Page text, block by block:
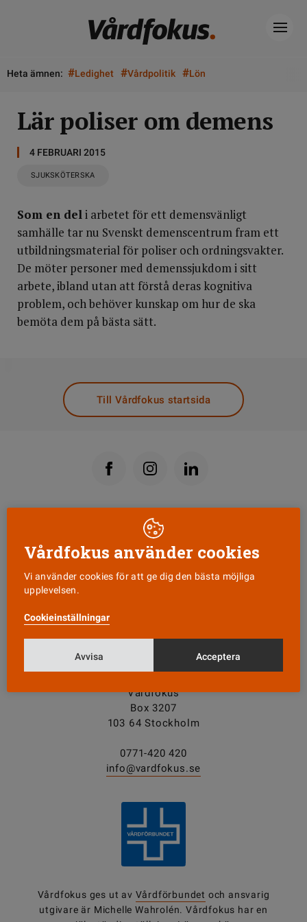
Heta ämnen: #Ledighet #Vårdpolitik #Lön
Lär poliser om demens
4 FEBRUARI 2015
SJUKSKÖTERSKA
Som en deli arbetet för ett demensvänligt
samhälle tar nu Svenskt demenscentrum fram ett
utbildningsmaterial för poliser och ordningsvakter.
De möter personer med demenssjukdom i sitt
arbete, ibland utan att förstå deras kognitiva
problem, och behöver kunskap om hur de ska
bemöta dem på bästa sätt.
Till Vårdfokus startsida
Läs senaste numret
KONTAKT
Vårdfokus
Box 3207
103 64 Stockholm
0771-420 420
info@vardfokus.se
Vårdfokus ges ut av Vårdförbundet och ansvarig
utgivare är Michelle Wahrolén. Vårdfokus har en
Vårdfokus använder cookies
Vi använder cookies för att ge dig den bästa möjliga
upplevelsen.
Cookieinställningar
Avvisa Acceptera